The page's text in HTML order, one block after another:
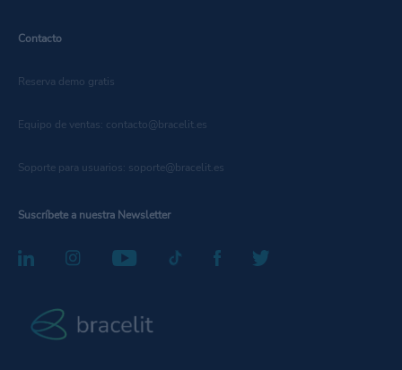
Contacto
Reserva demo gratis
Equipo de ventas: contacto@bracelit.es
Soporte para usuarios: soporte@bracelit.es
Suscríbete a nuestra Newsletter